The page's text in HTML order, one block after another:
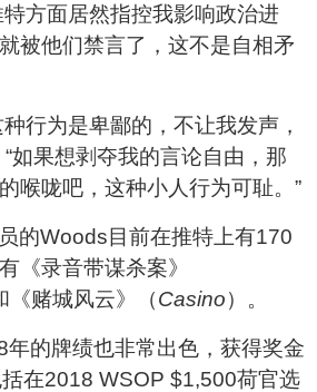
特方面居然指控我影响政治进
被他们禁言了，这不是自相矛
行为是卑鄙的，不让我发声，
如果想剥夺我的言论自由，那
喉咙吧，这种小人行为可耻。”
的Woods目前在推特上有170
《录音带谋杀案》
《赌城风云》（Casino）。
年的牌绩也非常出色，获得奖金
在2018 WSOP $1,500荷官选